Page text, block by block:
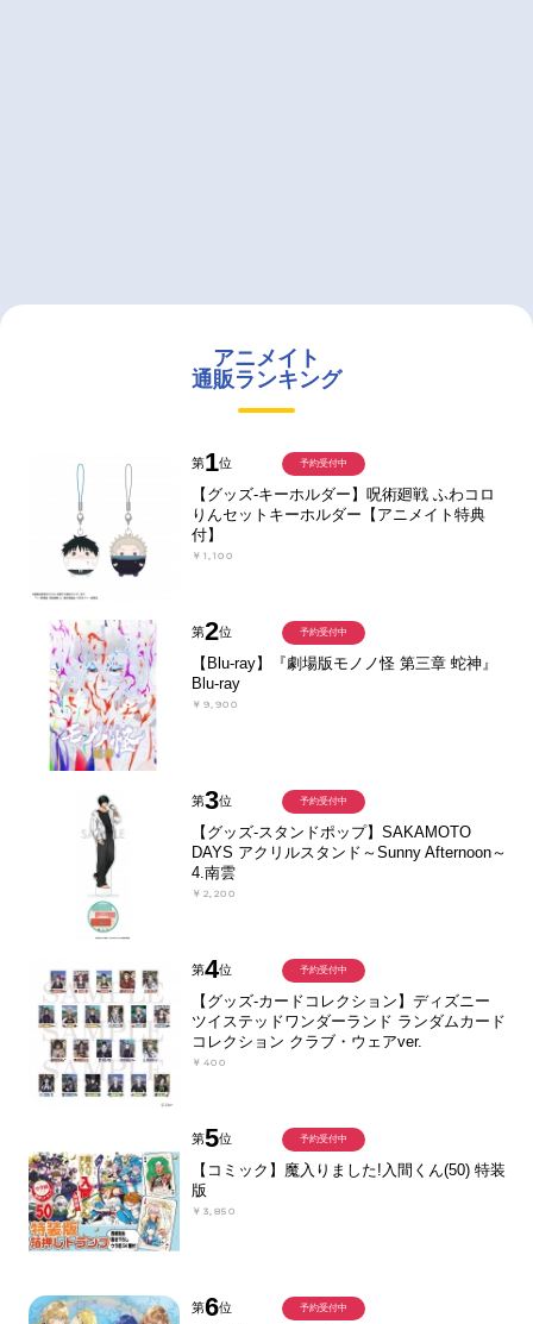
アニメイト
通販ランキング
第1位
【グッズ-キーホルダー】呪術廻戦 ふわコロ
りんセットキーホルダー【アニメイト特典
付】
￥1,100
予約受付中
第2位
【Blu-ray】『劇場版モノノ怪 第三章 蛇神』
Blu-ray
￥9,900
予約受付中
第3位
【グッズ-スタンドポップ】SAKAMOTO
DAYS アクリルスタンド～Sunny Afternoon～
4.南雲
￥2,200
予約受付中
第4位
【グッズ-カードコレクション】ディズニー
ツイステッドワンダーランド ランダムカード
コレクション クラブ・ウェアver.
￥400
予約受付中
第5位
【コミック】魔入りました!入間くん(50) 特装
版
￥3,850
予約受付中
第6位 予約受付中